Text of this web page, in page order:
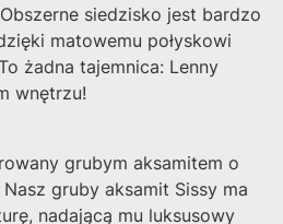
siedzisko jest bardzo
matowemu połyskowi
żadna tajemnica: Lenny
wnętrzu!
grubym aksamitem o
gruby aksamit Sissy ma
nadającą mu luksusowy